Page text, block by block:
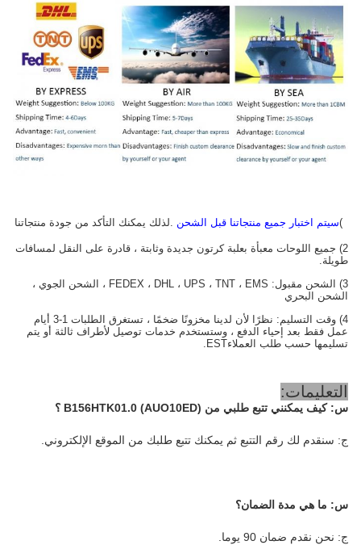
سيتم اختبار جميع منتجاتنا قبل الشحن .لذلك يمكنك التأكد من جودة منتجاتنا
2) جميع اللوحات معبأة بعلبة كرتون جديدة وثابتة ، قادرة على النقل لمسافات
طويلة.
3) الشحن مقبول: FEDEX ، DHL ، UPS ، TNT ، EMS ، الشحن الجوي ،
الشحن البحري
4) وقت التسليم: نظرًا لأن لدينا مخزونًا ضخمًا ، تستغرق الطلبات 1-3 أيام
عمل فقط بعد إحياء الدفع ، وستستخدم خدمات توصيل لأطراف ثالثة أو يتم
تسليمها حسب طلب العملاءEST.
التعليمات:
س: كيف يمكنني تتبع طلبي من B156HTK01.0 (AUO10ED) ؟
ج: سنقدم لك رقم التتبع ثم يمكنك تتبع طلبك من الموقع الإلكتروني.
س: ما هي مدة الضمان؟
ج: نحن نقدم ضمان 90 يوما.